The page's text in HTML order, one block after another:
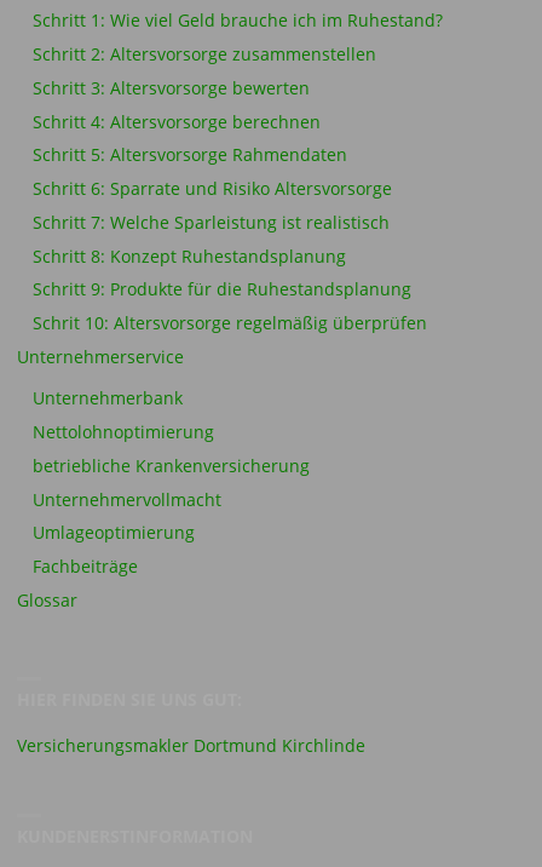
Schritt 1: Wie viel Geld brauche ich im Ruhestand?
Schritt 2: Altersvorsorge zusammenstellen
Schritt 3: Altersvorsorge bewerten
Schritt 4: Altersvorsorge berechnen
Schritt 5: Altersvorsorge Rahmendaten
Schritt 6: Sparrate und Risiko Altersvorsorge
Schritt 7: Welche Sparleistung ist realistisch
Schritt 8: Konzept Ruhestandsplanung
Schritt 9: Produkte für die Ruhestandsplanung
Schrit 10: Altersvorsorge regelmäßig überprüfen
Unternehmerservice
Unternehmerbank
Nettolohnoptimierung
betriebliche Krankenversicherung
Unternehmervollmacht
Umlageoptimierung
Fachbeiträge
Glossar
Versicherungsmakler Dortmund Kirchlinde